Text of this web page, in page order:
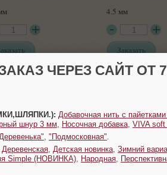
4.5 мм
Заказать
6.0 мм
ЧЕРЕЗ САЙТ ОТ
Добавочная нить с
шнур 3 мм Носочная добавка VIVA
"Подмосковная"
Деревенская Детская новинка Зимний
Simple (НОВИНКА) Народная